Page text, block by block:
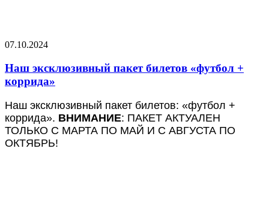
07.10.2024
Наш эксклюзивный пакет билетов «футбол +
коррида»
Наш эксклюзивный пакет билетов: «футбол +
коррида». ВНИМАНИЕ: ПАКЕТ АКТУАЛЕН
ТОЛЬКО С МАРТА ПО МАЙ И С АВГУСТА ПО
ОКТЯБРЬ!